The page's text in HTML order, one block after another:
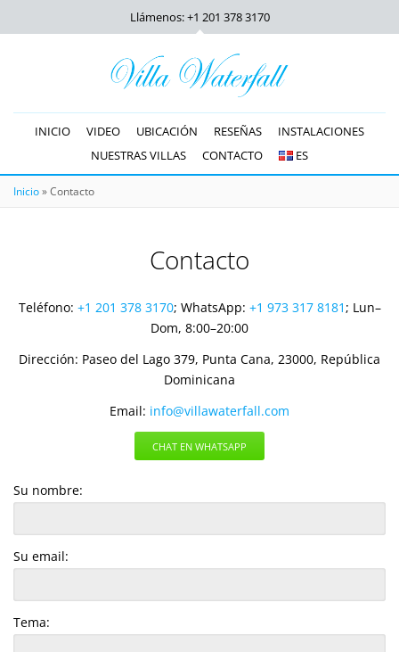
Llámenos: +1 201 378 3170
INICIO VIDEO UBICACIÓN RESEÑAS
INSTALACIONES
NUESTRAS VILLAS
CONTACTO ES
Inicio»Contacto
Contacto
Teléfono: +1 201 378 3170; WhatsApp: +1 973 317 8181; Lun–
Dom, 8:00–20:00
Dirección: Paseo del Lago 379, Punta Cana, 23000, República
Dominicana
Email: info@villawaterfall.com
CHAT EN WHATSAPP
Su nombre:
Su email:
Tema: